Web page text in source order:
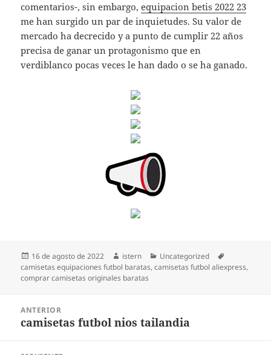
comentarios-, sin embargo,equipacion betis 2022 23
me han surgido un par de inquietudes. Su valor de
mercado ha decrecido y a punto de cumplir 22 años
precisa de ganar un protagonismo que en
verdiblanco pocas veces le han dado o se ha ganado.
Publicado
el
16 de agosto de 2022 Autor
istern Categorías
Uncategorized
camisetas equipaciones futbol baratas,camisetas futbol aliexpress,
comprar camisetas originales baratas
entradas
ANTERIOR
Entrada
camisetas futbol nios tailandia